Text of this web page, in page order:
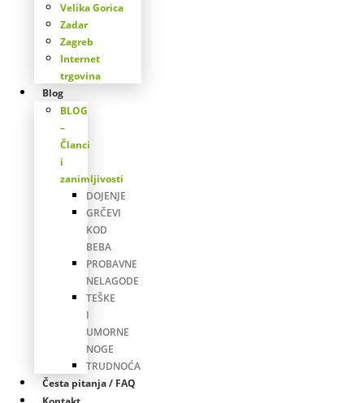
Velika Gorica
Zadar
Zagreb
Internet
trgovina
Blog
BLOG
–
Članci
i
zanimljivosti
DOJENJE
GRČEVI
KOD
BEBA
PROBAVNE
NELAGODE
TEŠKE
I
UMORNE
NOGE
TRUDNOĆA
Česta pitanja / FAQ